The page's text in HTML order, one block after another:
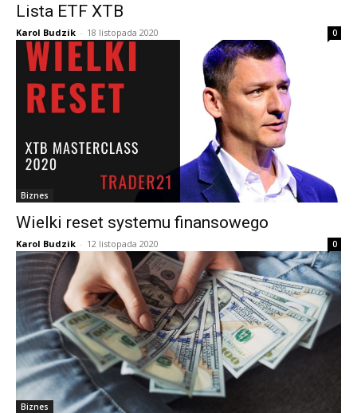
Lista ETF XTB
Karol Budzik - 18 listopada 2020 0
Biznes
Wielki reset systemu finansowego
Karol Budzik - 12 listopada 2020 0
Biznes